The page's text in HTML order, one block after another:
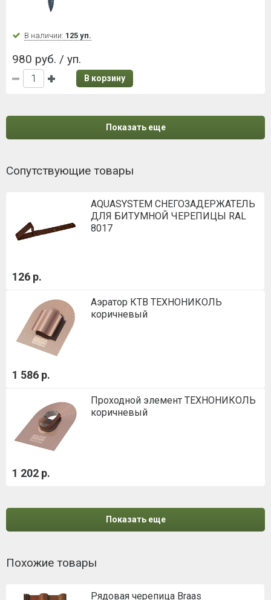
В наличии: 125 уп.
980 руб. / уп.
В корзину
Показать еще
Сопутствующие товары
AQUASYSTEM СНЕГОЗАДЕРЖАТЕЛЬ
ДЛЯ БИТУМНОЙ ЧЕРЕПИЦЫ RAL
8017
126 р.
Аэратор КТВ ТЕХНОНИКОЛЬ
коричневый
1 586 р.
Проходной элемент ТЕХНОНИКОЛЬ
коричневый
1 202 р.
Показать еще
Похожие товары
Рядовая черепица Braas